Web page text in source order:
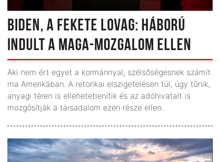
BIDEN, A FEKETE LOVAG: HÁBORÚ
INDULT A MAGA-MOZGALOM ELLEN
Aki nem ért egyet a kormánnyal, szélsőségesnek számít
ma Amerikában. A retorikai elszigetelésen túl, úgy tűnik,
anyagi téren is ellehetetlenítik és az adóhivatalt is
mozgósítják a társadalom ezen része ellen.